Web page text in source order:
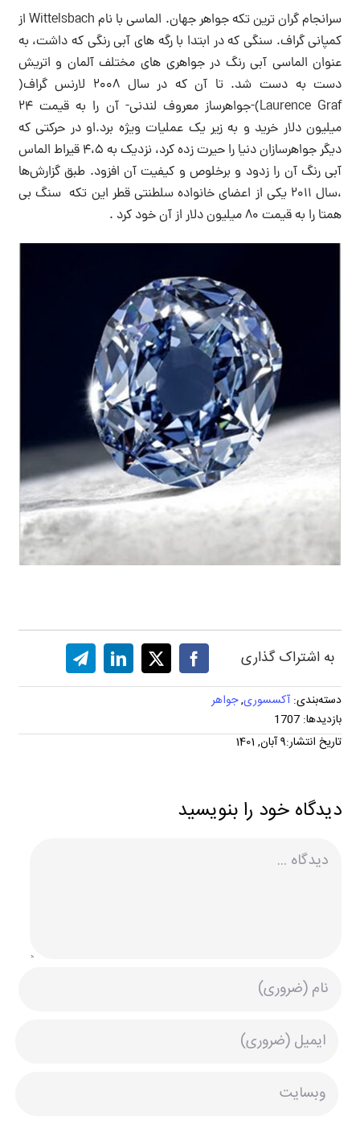
سرانجام گران ترین تکه جواهر جهان. الماسی با نام Wittelsbach از
کمپانی گراف. سنگی که در ابتدا با رگه های آبی رنگی که داشت، به
عنوان الماسی آبی رنگ در جواهری های مختلف آلمان و اتریش
دست به دست شد. تا آن که در سال ۲۰۰۸ لارنس گراف(
Laurence Graf)-جواهرساز معروف لندنی- آن را به قیمت ۲۴
میلیون دلار خرید و به زیر یک عملیات ویژه برد.او در حرکتی که
دیگر جواهرسازان دنیا را حیرت زده کرد، نزدیک به ۴،۵ قیراط الماس
آبی رنگ آن را زدود و برخلوص و کیفیت آن افزود. طبق گزارش‌ها
،سال ۲۰۱۱ یکی از اعضای خانواده سلطنتی قطر این تکه سنگ بی
همتا را به قیمت ۸۰ میلیون دلار از آن خود کرد .
به اشتراک گذاری
دسته‌بندی:آکسسوری,جواهر
بازدیدها: 1707
تاریخ انتشار:9 آبان, 1401
دیدگاه خود را بنویسید